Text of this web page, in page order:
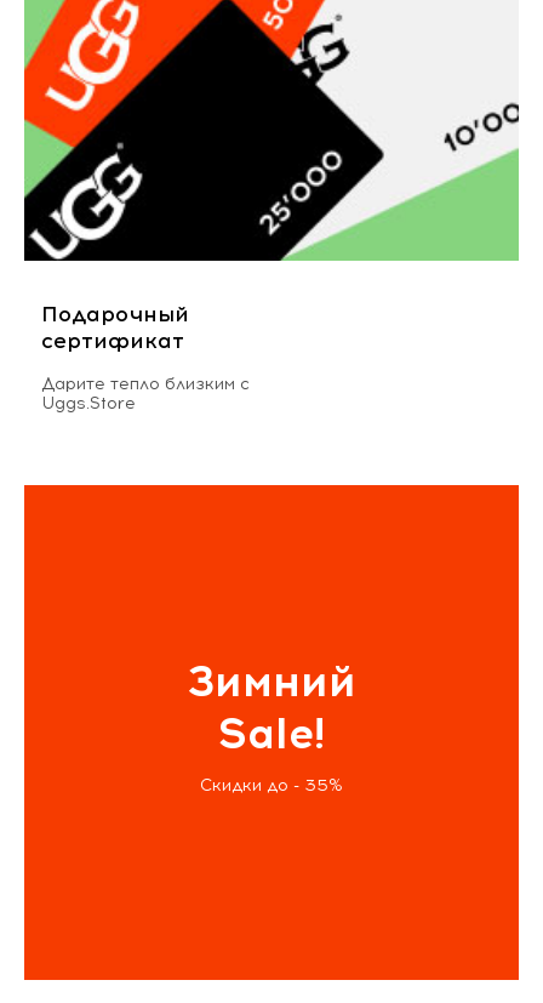
Подарочный
сертификат
Дарите тепло близким с
Uggs.Store
Зимний
Sale!
Скидки до - 35%